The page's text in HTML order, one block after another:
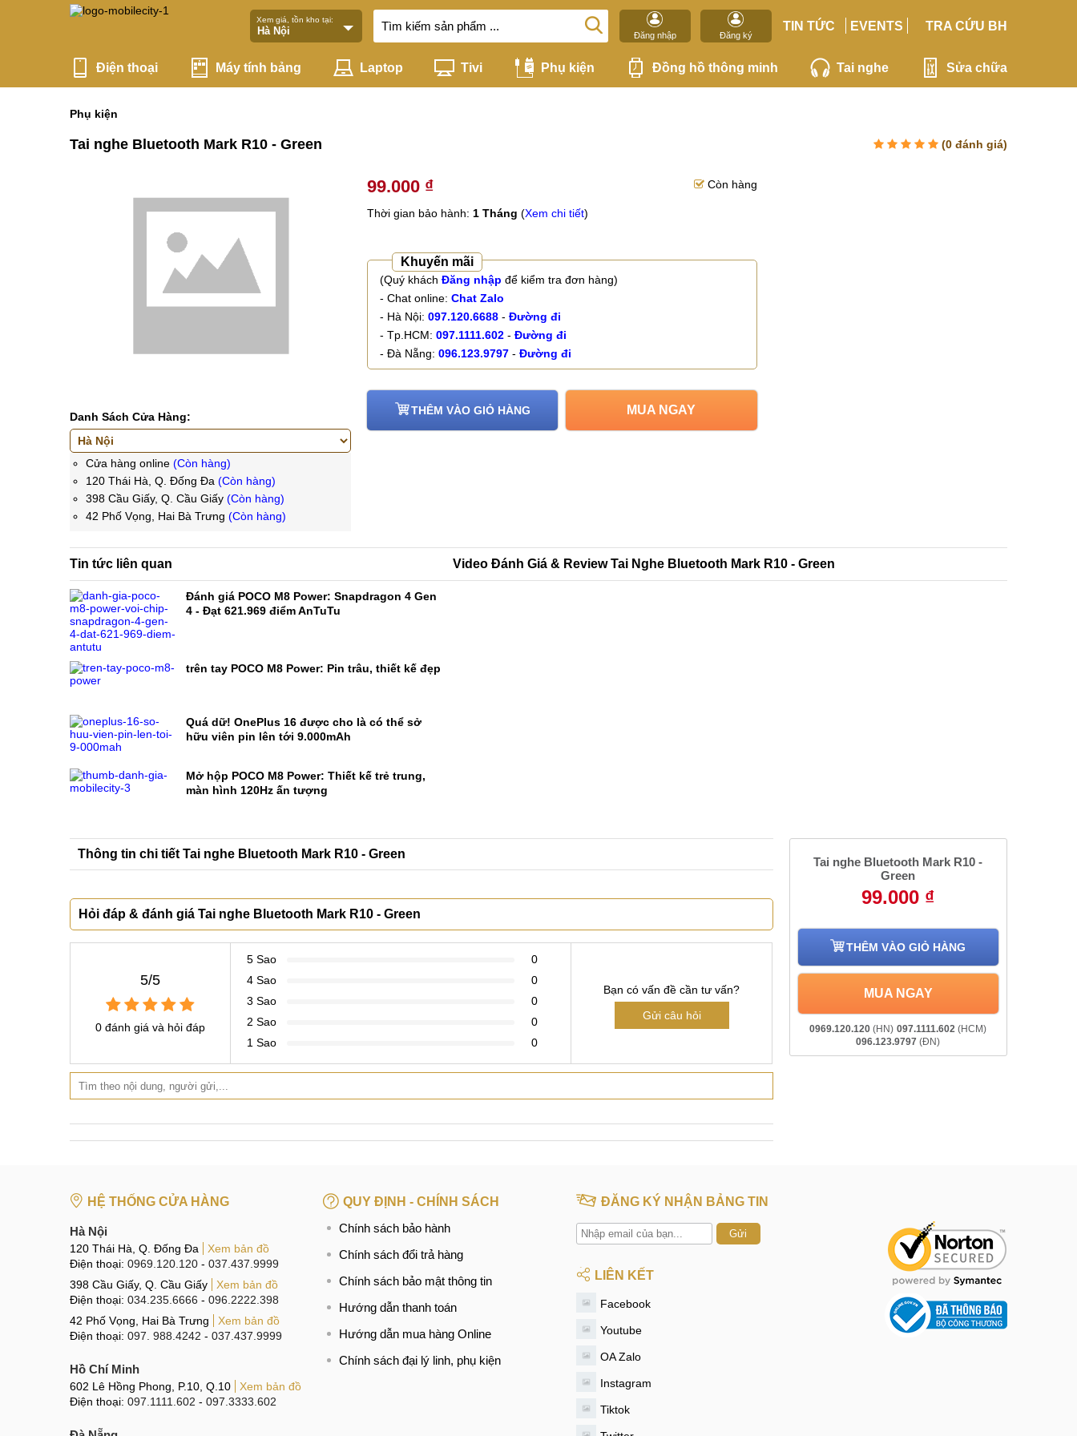
Xem giá, tồn kho tại:
Đăng nhập Đăng ký
TIN TỨC EVENTS TRA CỨU BH
Điện thoại Máy tính bảng Laptop Tivi Phụ kiện Đồng hồ thông minh Tai nghe Sửa chữa
Phụ kiện
Tai nghe Bluetooth Mark R10 - Green (0 đánh giá)
Danh Sách Cửa Hàng:
Cửa hàng online (Còn hàng)
120 Thái Hà, Q. Đống Đa (Còn hàng)
398 Cầu Giấy, Q. Cầu Giấy (Còn hàng)
42 Phố Vọng, Hai Bà Trưng (Còn hàng)
99.000 ₫ Còn hàng
Thời gian bảo hành: 1 Tháng (Xem chi tiết)
Khuyến mãi
(Quý khách Đăng nhập để kiểm tra đơn hàng)
- Chat online: Chat Zalo
- Hà Nội: 097.120.6688 - Đường đi
- Tp.HCM: 097.1111.602 - Đường đi
- Đà Nẵng: 096.123.9797 - Đường đi
THÊM VÀO GIỎ HÀNG MUA NGAY
Tin tức liên quan
Đánh giá POCO M8 Power: Snapdragon 4 Gen
4 - Đạt 621.969 điểm AnTuTu
trên tay POCO M8 Power: Pin trâu, thiết kế đẹp
Quá dữ! OnePlus 16 được cho là có thể sở
hữu viên pin lên tới 9.000mAh
Mở hộp POCO M8 Power: Thiết kế trẻ trung,
màn hình 120Hz ấn tượng
Video Đánh Giá & Review Tai Nghe Bluetooth Mark R10 - Green
Thông tin chi tiết Tai nghe Bluetooth Mark R10 - Green
Hỏi đáp & đánh giá Tai nghe Bluetooth Mark R10 - Green
5/5
0 đánh giá và hỏi đáp
5 Sao
0
4 Sao
0
3 Sao
0
2 Sao
0
1 Sao
0
Bạn có vấn đề cần tư vấn?
Gửi câu hỏi
Tai nghe Bluetooth Mark R10 -
Green
99.000 ₫
THÊM VÀO GIỎ HÀNG
MUA NGAY
0969.120.120 (HN) 097.1111.602 (HCM)
096.123.9797 (ĐN)
HỆ THỐNG CỬA HÀNG
Hà Nội
120 Thái Hà, Q. Đống Đa
Xem bản đồ
Điện thoại: 0969.120.120 - 037.437.9999
398 Cầu Giấy, Q. Cầu Giấy
Xem bản đồ
Điện thoại: 034.235.6666 - 096.2222.398
42 Phố Vọng, Hai Bà Trưng
Xem bản đồ
Điện thoại: 097. 988.4242 - 037.437.9999
Hồ Chí Minh
602 Lê Hồng Phong, P.10, Q.10
Xem bản đồ
Điện thoại: 097.1111.602 - 097.3333.602
QUY ĐỊNH - CHÍNH SÁCH
Chính sách bảo hành
Chính sách đổi trả hàng
Chính sách bảo mật thông tin
Hướng dẫn thanh toán
Hướng dẫn mua hàng Online
Chính sách đại lý linh, phụ kiện
ĐĂNG KÝ NHẬN BẢNG TIN
Gửi
LIÊN KẾT
Facebook
Youtube
OA Zalo
Instagram
Tiktok